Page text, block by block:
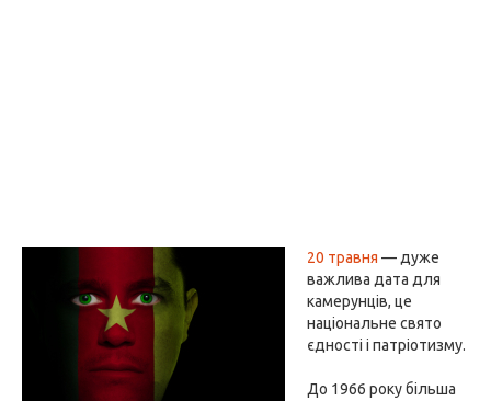
20 травня — дуже
важлива дата для
камерунців, це
національне свято
єдності і патріотизму.
До 1966 року більша